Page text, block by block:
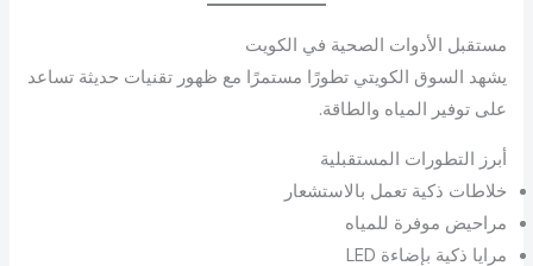
مستقبل الأدوات الصحية في الكويت
يشهد السوق الكويتي تطورًا مستمرًا مع ظهور تقنيات حديثة تساعد
على توفير المياه والطاقة.
أبرز التطورات المستقبلية
خلاطات ذكية تعمل بالاستشعار
مراحيض موفرة للمياه
مرايا ذكية بإضاءة LED